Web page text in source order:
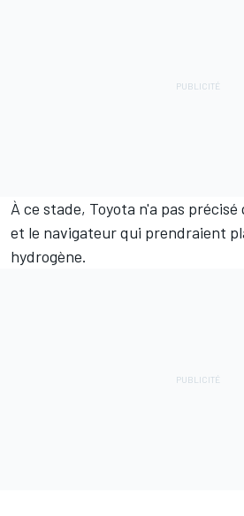
À ce stade, Toyota n'a pas
et le navigateur qui prendraient
hydrogène.